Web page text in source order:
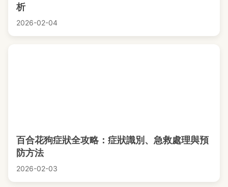
析
2026-02-04
百合花狗症狀全攻略：症狀識別、急救處理與預
防方法
2026-02-03